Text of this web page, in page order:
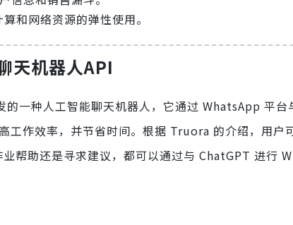
和网络资源的弹性使用。
机器人API
一种人工智能聊天机器人，它通过 WhatsApp 平台
工作效率，并节省时间。根据 Truora 的介绍，用户
帮助还是寻求建议，都可以通过与 ChatGPT 进行